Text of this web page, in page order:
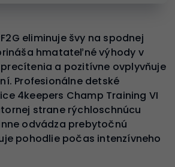
eliminuje švy na spodnej
hmatateľné výhody v
a pozitívne ovplyvňuje
Profesionálne detské
4keepers Champ Training VI
strane rýchloschnúcu
odvádza prebytočnú
pohodlie počas intenzívneho